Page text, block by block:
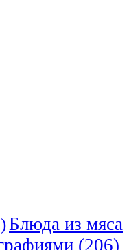
Блюда из мяса
(206)